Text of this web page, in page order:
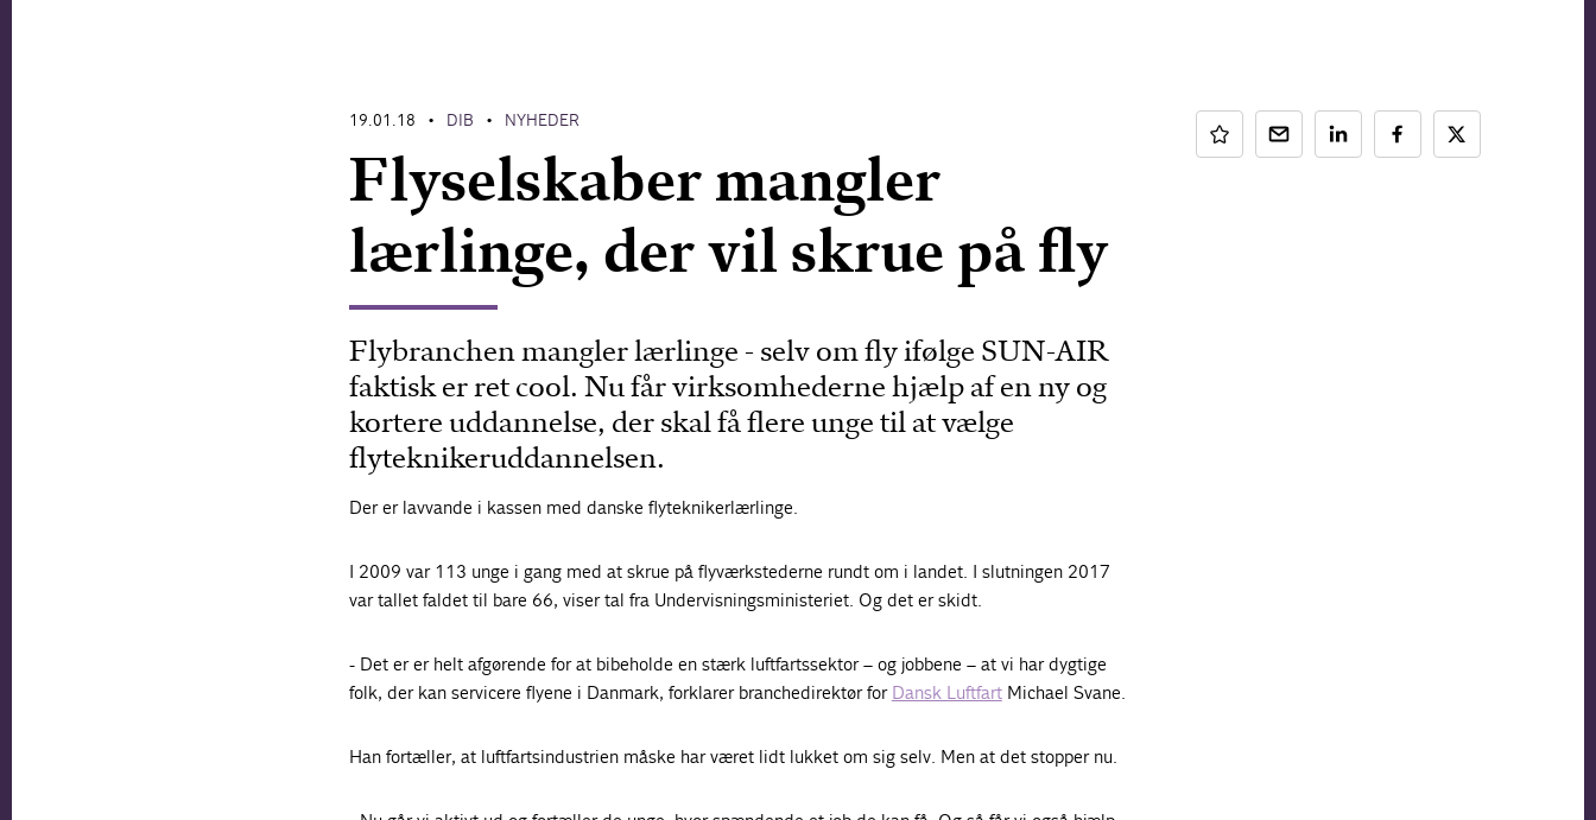
19.01.18 • DIB • NYHEDER
Flyselskaber mangler
lærlinge, der vil skrue på fly
Flybranchen mangler lærlinge - selv om fly ifølge SUN-AIR
faktisk er ret cool. Nu får virksomhederne hjælp af en ny og
kortere uddannelse, der skal få flere unge til at vælge
flyteknikeruddannelsen.
Der er lavvande i kassen med danske flyteknikerlærlinge.
I 2009 var 113 unge i gang med at skrue på flyværkstederne rundt om i landet. I slutningen 2017
var tallet faldet til bare 66, viser tal fra Undervisningsministeriet. Og det er skidt.
- Det er er helt afgørende for at bibeholde en stærk luftfartssektor – og jobbene – at vi har dygtige
folk, der kan servicere flyene i Danmark, forklarer branchedirektør for Dansk LuftfartMichael Svane.
Han fortæller, at luftfartsindustrien måske har været lidt lukket om sig selv. Men at det stopper nu.